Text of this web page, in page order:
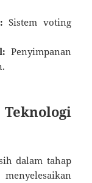
Sistem voting
Penyimpanan
dalam tahap